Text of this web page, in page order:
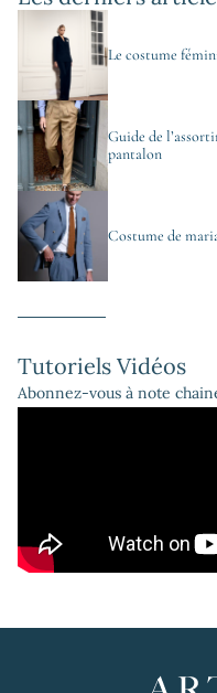
Le costume
Guide de
pantalon
Costume de
Tutoriels Vidéos
Abonnez-vous à note